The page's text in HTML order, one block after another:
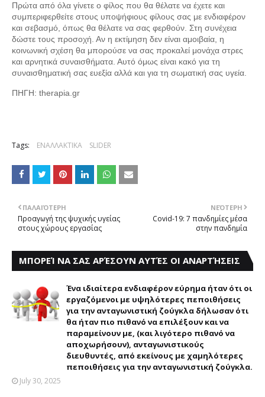
Πρώτα από όλα γίνετε ο φίλος που θα θέλατε να έχετε και
συμπεριφερθείτε στους υποψήφιους φίλους σας με ενδιαφέρον
και σεβασμό, όπως θα θέλατε να σας φερθούν. Στη συνέχεια
δώστε τους προσοχή. Αν η εκτίμηση δεν είναι αμοιβαία, η
κοινωνική σχέση θα μπορούσε να σας προκαλεί μονάχα στρες
και αρνητικά συναισθήματα. Αυτό όμως είναι κακό για τη
συναισθηματική σας ευεξία αλλά και για τη σωματική σας υγεία.
ΠΗΓΗ: therapia.gr
Tags: ΕΝΑΛΛΑΚΤΙΚΑ SLIDER
ΝΕΌΤΕΡΗ
Covid-19: 7 πανδημίες μέσα
στην πανδημία
ΠΑΛΑΙΌΤΕΡΗ
Προαγωγή της ψυχικής υγείας
στους χώρους εργασίας
ΜΠΟΡΕΊ ΝΑ ΣΑΣ ΑΡΈΣΟΥΝ ΑΥΤΈΣ ΟΙ ΑΝΑΡΤΉΣΕΙΣ
Ένα ιδιαίτερα ενδιαφέρον εύρημα ήταν ότι οι
εργαζόμενοι με υψηλότερες πεποιθήσεις
για την ανταγωνιστική ζούγκλα δήλωσαν ότι
θα ήταν πιο πιθανό να επιλέξουν και να
παραμείνουν με, (και λιγότερο πιθανό να
αποχωρήσουν), ανταγωνιστικούς
διευθυντές, από εκείνους με χαμηλότερες
πεποιθήσεις για την ανταγωνιστική ζούγκλα.
July 30, 2025